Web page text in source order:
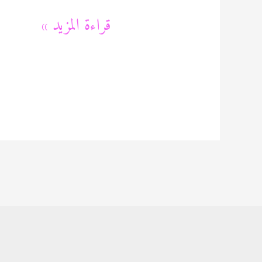
شركة
قراءة المزيد »